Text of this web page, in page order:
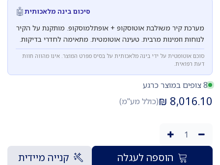
סיכום בינה מלאכותית🤖
מערכת קיר משולבת אוטוסקופ + אופתלמוסקופ. מותקנת על הקיר
לנוחות וזמינות מרבית. טעינה אוטומטית. מתאימה לחדרי בדיקות.
סוכם אוטומטית על ידי בינה מלאכותית על בסיס מפרט המוצר. אינו מהווה חוות
דעת רפואית.
8 צופים במוצר כרגע
8,016.10
₪(כולל מע"מ)
הוספה לעגלה קנייה מיידית